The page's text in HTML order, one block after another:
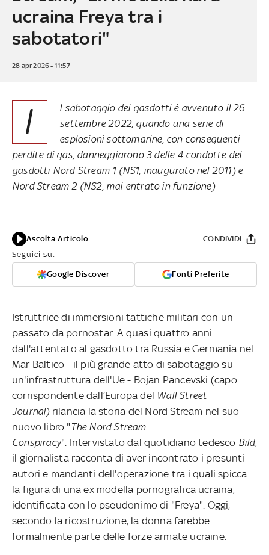
ucraina Freya tra i
sabotatori"
28 apr 2026 - 11:57
I
l sabotaggio dei gasdotti è avvenuto il 26
settembre 2022, quando una serie di
esplosioni sottomarine, con conseguenti
perdite di gas, danneggiarono 3 delle 4 condotte dei
gasdotti Nord Stream 1 (NS1, inaugurato nel 2011) e
Nord Stream 2 (NS2, mai entrato in funzione)
Ascolta Articolo
Seguici su:
Google Discover Fonti Preferite
CONDIVIDI
Istruttrice di immersioni tattiche militari con un
passato da pornostar. A quasi quattro anni
dall'attentato al gasdotto tra Russia e Germania nel
Mar Baltico - il più grande atto di sabotaggio su
un'infrastruttura dell'Ue - Bojan Pancevski (capo
corrispondente dall’Europa del Wall Street
Journal) rilancia la storia del Nord Stream nel suo
nuovo libro " The Nord Stream
Conspiracy". Intervistato dal quotidiano tedesco Bild,
il giornalista racconta di aver incontrato i presunti
autori e mandanti dell'operazione tra i quali spicca
la figura di una ex modella pornografica ucraina,
identificata con lo pseudonimo di "Freya". Oggi,
secondo la ricostruzione, la donna farebbe
formalmente parte delle forze armate ucraine.